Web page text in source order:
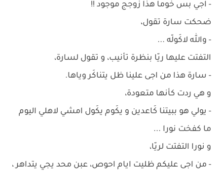
- اجي بس خوما هذا زوجج موجود !!
ضحكت سارة تقول،
- والله لاكَولّه ...
التفتت عليها ريّا بنظرة تأنيب، و تقول لسارة،
- سارة هذا من اجى علينا ظل يتناكَر وياها.
و هي ردت كأنها متعودة،
- يولي هو ببيتنا كَاعدين و يكَوم يكَول امشي لاهلي اليوم
ما كفخت نورا ...
و نورا التفتت لريّا،
- من اجى عليكم ظليت ايام احوص، عبن محد يجي يتداهر ،